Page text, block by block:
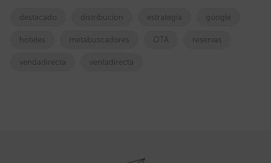
destacado distribucion estrategia google
hoteles metabuscadores OTA reservas
vendadirecta ventadirecta